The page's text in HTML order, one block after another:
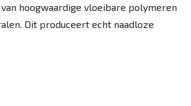
hoogwaardige vloeibare polymeren
Dit produceert echt naadloze